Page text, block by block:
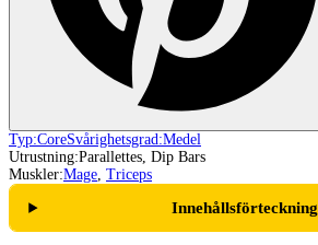
Typ:CoreSvårighetsgrad:Medel
Utrustning:Parallettes, Dip Bars
Muskler:Mage, Triceps
Innehållsförteckning